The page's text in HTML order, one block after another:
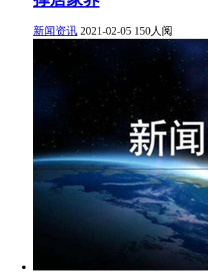
新闻资讯 2021-02-05 150人阅